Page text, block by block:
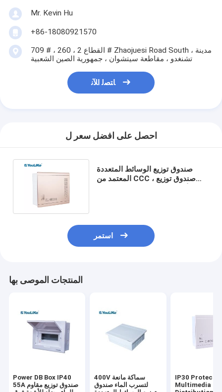
Mr. Kevin Hu
+86-18080921570
709 # ، القطاع 2 ، 260 # Zhaojuesi Road South ، مدينة
تشنغدو ، مقاطعة سيتشوان ، جمهورية الصين الشعبية
ﺎﺘﺼﻟ ﺍﻶﻧ
احصل على افضل سعر ل
صندوق توزيع الوسائط المتعددة
المعتمد من CCC ، صندوق توزيع
استمر
المنتجات الموصى بها
Power DB Box IP40
55A صندوق توزيع مقاوم
400V سماكة مانعة
لتسرب الماء صندوق
IP30
Multimedia